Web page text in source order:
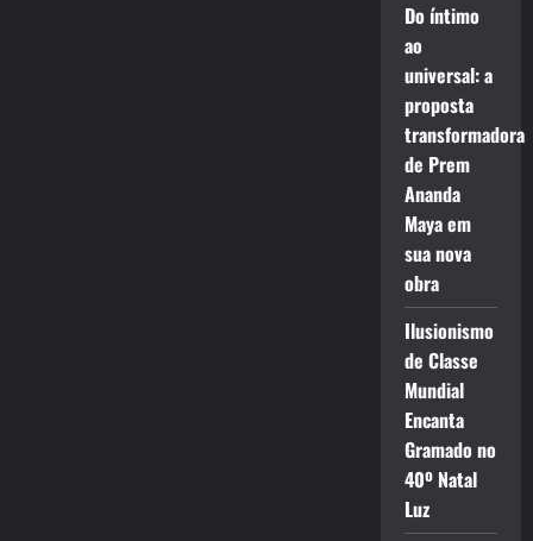
Do íntimo
ao
universal: a
proposta
transformadora
de Prem
Ananda
Maya em
sua nova
obra
Ilusionismo
de Classe
Mundial
Encanta
Gramado no
40º Natal
Luz